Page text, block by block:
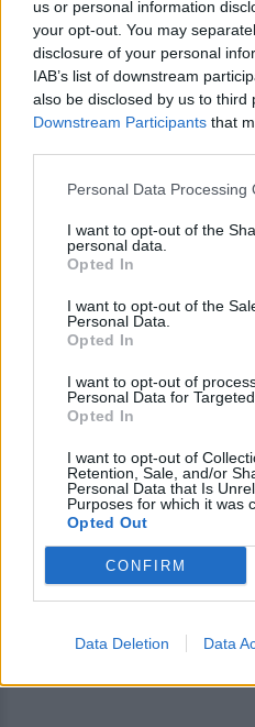
us or personal information
your opt-out. You may
disclosure of your personal
IAB’s list of downstream
also be disclosed by us to third
Downstream Participants that
Personal Data Processing
I want to opt-out of the
personal data.
Opted In
I want to opt-out of the
Personal Data.
Opted In
I want to opt-out of
Personal Data for
Opted In
I want to opt-out of
Retention, Sale, and/or
Personal Data that Is
Purposes for which it was
Opted Out
CONFIRM
Data Deletion Data
Ακολουθήστε το E-
και μάθετε πρώτοι
Εσύ μπήκες στο E-
και ότι σου κάνει κλικ!
Ακολουθήστε το E-